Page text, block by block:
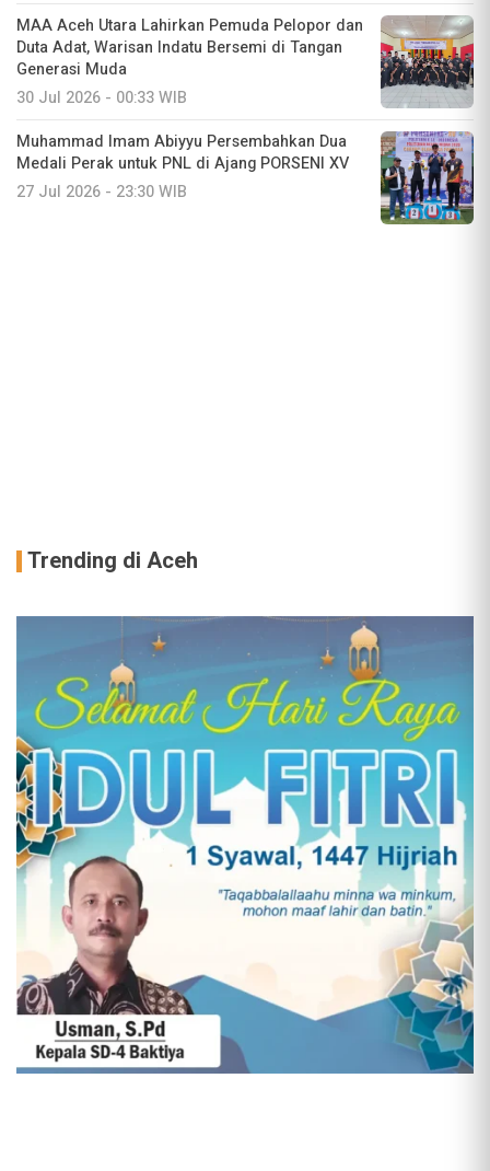
MAA Aceh Utara Lahirkan Pemuda Pelopor dan
Duta Adat, Warisan Indatu Bersemi di Tangan
Generasi Muda
30 Jul 2026 - 00:33 WIB
Muhammad Imam Abiyyu Persembahkan Dua
Medali Perak untuk PNL di Ajang PORSENI XV
27 Jul 2026 - 23:30 WIB
Trending di Aceh